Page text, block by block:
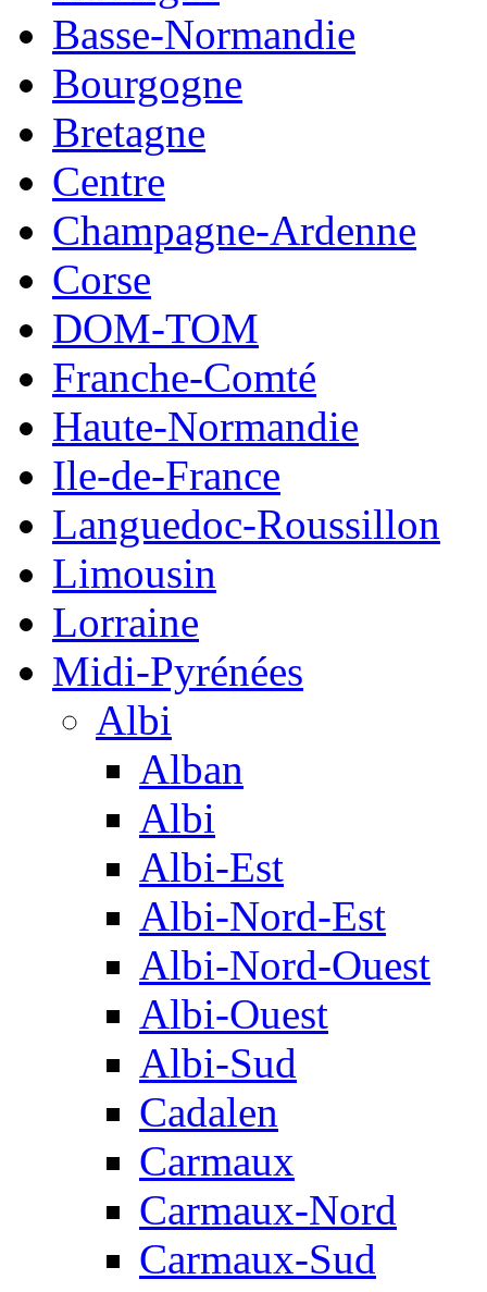
Basse-Normandie
Bourgogne
Bretagne
Centre
Champagne-Ardenne
Corse
DOM-TOM
Franche-Comté
Haute-Normandie
Ile-de-France
Languedoc-Roussillon
Limousin
Lorraine
Midi-Pyrénées
Albi
Alban
Albi
Albi-Est
Albi-Nord-Est
Albi-Nord-Ouest
Albi-Ouest
Albi-Sud
Cadalen
Carmaux
Carmaux-Nord
Carmaux-Sud